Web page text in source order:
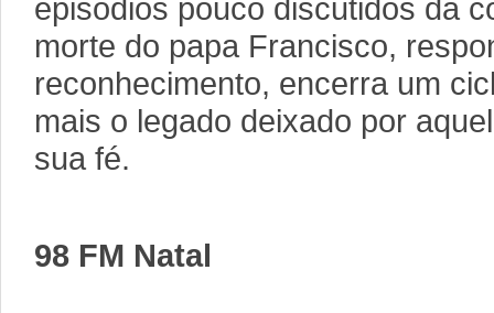
episódios pouco discutidos da
morte do papa Francisco,
reconhecimento, encerra um
mais o legado deixado por
sua fé.
98 FM Natal